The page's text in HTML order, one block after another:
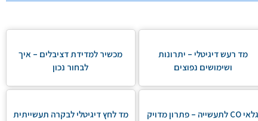
מד רעש דיגיטלי – יתרונות
ושימושים נפוצים
מכשיר למדידת דציבלים – איך
לבחור נכון
גלאי CO לתעשייה – פתרון מדויק
מד לחץ דיגיטלי לבקרה תעשייתית